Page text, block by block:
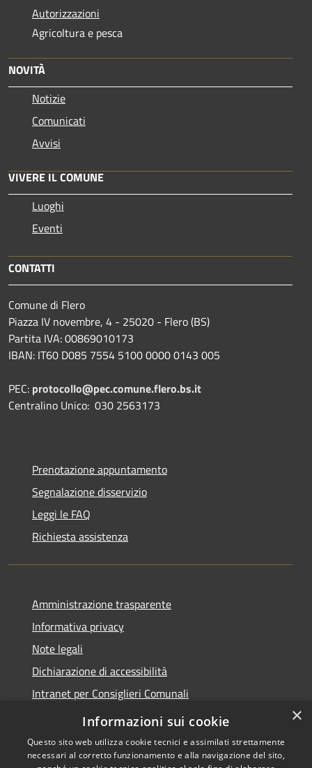
Autorizzazioni
Agricoltura e pesca
NOVITÀ
Notizie
Comunicati
Avvisi
VIVERE IL COMUNE
Luoghi
Eventi
CONTATTI
Comune di Flero
Piazza IV novembre, 4 - 25020 - Flero (BS)
Partita IVA: 00869010173
IBAN: IT60 D085 7554 5100 0000 0143 005
PEC: protocollo@pec.comune.flero.bs.it
Centralino Unico: 030 2563173
Prenotazione appuntamento
Segnalazione disservizio
Leggi le FAQ
Richiesta assistenza
Amministrazione trasparente
Informativa privacy
Note legali
Dichiarazione di accessibilità
Intranet per Consiglieri Comunali
Codice Univoco Fatturazione Elettronica
×
Informazioni sui cookie
Questo sito web utilizza cookie tecnici e assimilati strettamente
necessari al corretto funzionamento e alla navigazione del sito,